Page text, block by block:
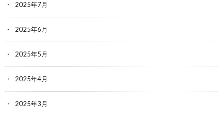
2025年7月
2025年6月
2025年5月
2025年4月
2025年3月